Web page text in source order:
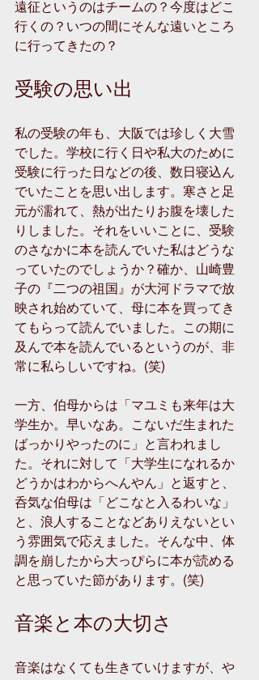
遠征というのはチームの？今度はどこ
行くの？いつの間にそんな遠いところ
に行ってきたの？
受験の思い出
私の受験の年も、大阪では珍しく大雪
でした。学校に行く日や私大のために
受験に行った日などの後、数日寝込ん
でいたことを思い出します。寒さと足
元が濡れて、熱が出たりお腹を壊した
りしました。それをいいことに、受験
のさなかに本を読んでいた私はどうな
っていたのでしょうか？確か、山崎豊
子の『二つの祖国』が大河ドラマで放
映され始めていて、母に本を買ってき
てもらって読んでいました。この期に
及んで本を読んでいるというのが、非
常に私らしいですね。(笑)
一方、伯母からは「マユミも来年は大
学生か。早いなあ。こないだ生まれた
ばっかりやったのに」と言われまし
た。それに対して「大学生になれるか
どうかはわからへんやん」と返すと、
呑気な伯母は「どこなと入るわいな」
と、浪人することなどありえないとい
う雰囲気で応えました。そんな中、体
調を崩したから大っぴらに本が読める
と思っていた節があります。(笑)
音楽と本の大切さ
音楽はなくても生きていけますが、や